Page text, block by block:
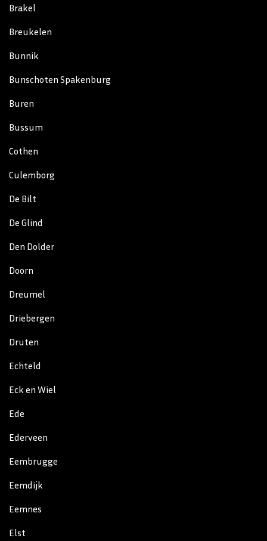
Brakel
Breukelen
Bunnik
Bunschoten Spakenburg
Buren
Bussum
Cothen
Culemborg
De Bilt
De Glind
Den Dolder
Doorn
Dreumel
Driebergen
Druten
Echteld
Eck en Wiel
Ede
Ederveen
Eembrugge
Eemdijk
Eemnes
Elst